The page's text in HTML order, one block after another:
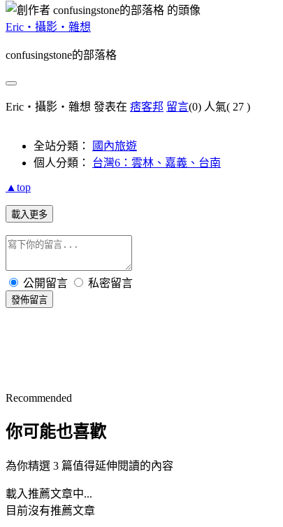
Eric‧攝影‧雜想
confusingstone的部落格
Eric‧攝影‧雜想 發表在 痞客邦 留言(0) 人氣( 27 )
全站分類：
國內旅遊
個人分類： 台灣6：雲林、嘉義、台南
▲top
載入更多
公開留言 私密留言
發佈留言
Recommended
你可能也喜歡
為你精選 3 篇值得延伸閱讀的內容
載入推薦文章中...
目前沒有推薦文章